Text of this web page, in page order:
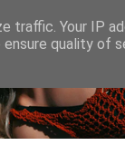
traffic. Your IP
quality of